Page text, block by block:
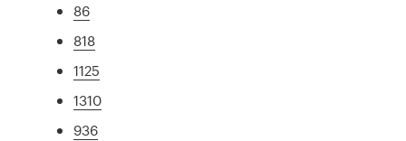
86
818
1125
1310
936